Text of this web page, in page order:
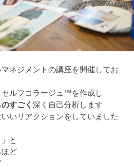
ネジメントの講座を開催してお
ルフコラージュ™を作成し
のすごく深く自己分析します
いリアクションをしていました
と
ど